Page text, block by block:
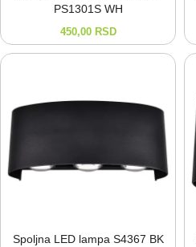
PS1301S WH
450,00 RSD
Spoljna LED lampa S4367 BK